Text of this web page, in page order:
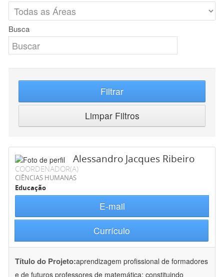
Busca
Filtrar
Limpar Filtros
Alessandro Jacques Ribeiro
COORDENADOR(A)
CIÊNCIAS HUMANAS
Educação
E-mail
Currículo
Título do Projeto:aprendizagem profissional de formadores
e de futuros professores de matemática: constituindo